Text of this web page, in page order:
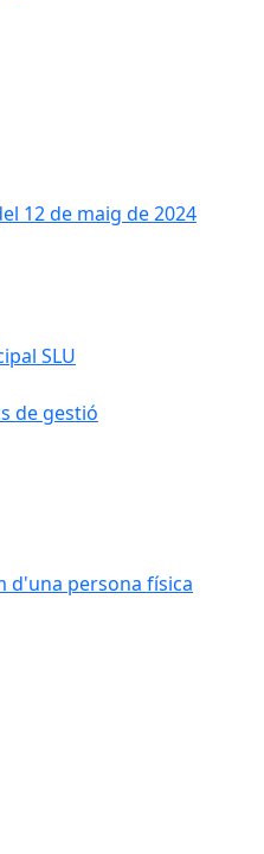
12 de maig de 2024
SLU
de gestió
d'una persona física